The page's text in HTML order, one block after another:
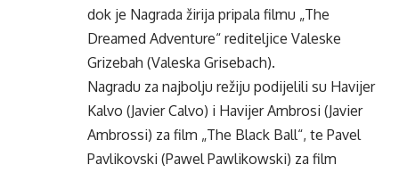
dok je Nagrada žirija pripala filmu „The
Dreamed Adventure“ rediteljice Valeske
Grizebah (Valeska Grisebach).
Nagradu za najbolju režiju podijelili su Havijer
Kalvo (Javier Calvo) i Havijer Ambrosi (Javier
Ambrossi) za film „The Black Ball“, te Pavel
Pavlikovski (Pawel Pawlikowski) za film